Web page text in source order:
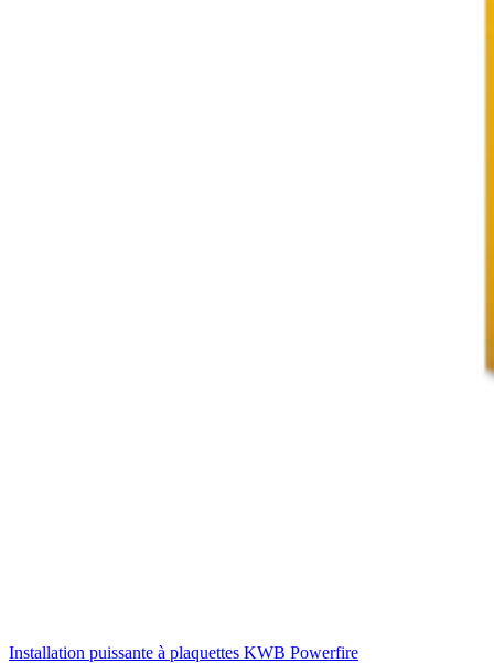
Installation puissante à plaquettes KWB Powerfire